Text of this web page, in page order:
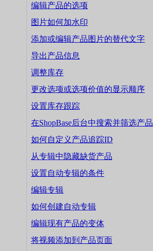
编辑产品的选项
图片如何加水印
添加或编辑产品图片的替代文字
导出产品信息
调整库存
更改选项或选项价值的显示顺序
设置库存跟踪
在ShopBase后台中搜索并筛选产品
如何自定义产品追踪ID
从专辑中隐藏缺货产品
设置自动专辑的条件
编辑专辑
如何创建自动专辑
编辑现有产品的变体
将视频添加到产品页面